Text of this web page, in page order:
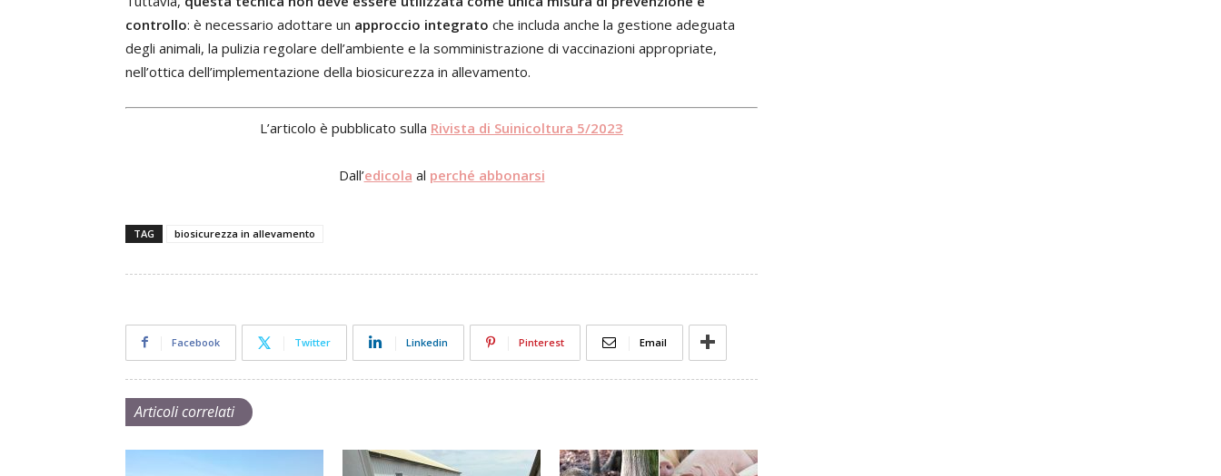
controllo: è necessario adottare un approccio integrato che includa anche la gestione adeguata
degli animali, la pulizia regolare dell’ambiente e la somministrazione di vaccinazioni appropriate,
nell’ottica dell’implementazione della biosicurezza in allevamento.
L’articolo è pubblicato sulla Rivista di Suinicoltura 5/2023
Dall’edicola al perché abbonarsi
TAG biosicurezza in allevamento
Facebook Twitter Linkedin Pinterest Email
Articoli correlati